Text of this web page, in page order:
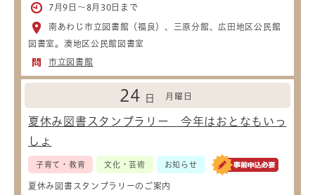
7月9日～8月30日まで
南あわじ市立図書館（福良）、三原分館、広田地区公民館
図書室。湊地区公民館図書室
市立図書館
24 日 月曜日
夏休み図書スタンプラリー 今年はおとなもいっ
しょ
子育て・教育 文化・芸術 お知らせ
夏休み図書スタンプラリーのご案内